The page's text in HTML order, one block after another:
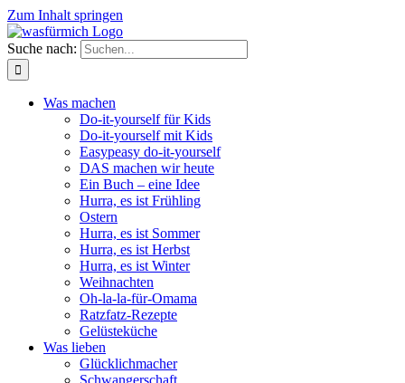
Zum Inhalt springen
Suche nach:
Was machen
Do-it-yourself für Kids
Do-it-yourself mit Kids
Easypeasy do-it-yourself
DAS machen wir heute
Ein Buch – eine Idee
Hurra, es ist Frühling
Ostern
Hurra, es ist Sommer
Hurra, es ist Herbst
Hurra, es ist Winter
Weihnachten
Oh-la-la-für-Omama
Ratzfatz-Rezepte
Gelüsteküche
Was lieben
Glücklichmacher
Schwangerschaft